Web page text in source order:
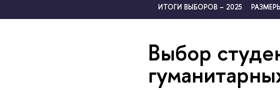
ИТОГИ ВЫБОРОВ – 2025
Выбор